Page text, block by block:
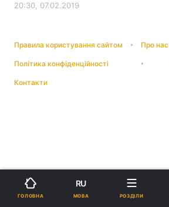
20:30, 07.02.2019
Правила користування сайтом Про нас
Політика конфіденційності
Контакти
ГОЛОВНА
RU
МОВА РОЗДІЛИ